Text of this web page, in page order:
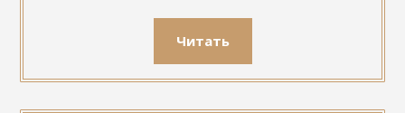
Читать